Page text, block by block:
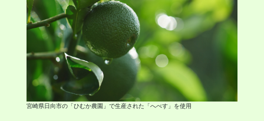
宮崎県日向市の「ひむか農園」で生産された「へべす」を使用